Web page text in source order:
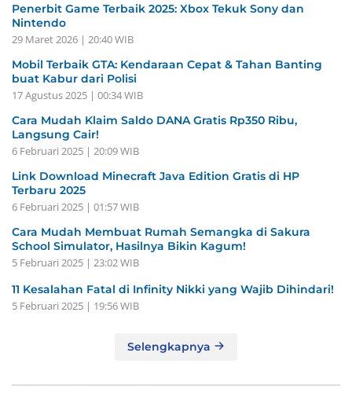
Penerbit Game Terbaik 2025: Xbox Tekuk Sony dan
Nintendo
29 Maret 2026 | 20:40 WIB
Mobil Terbaik GTA: Kendaraan Cepat & Tahan Banting
buat Kabur dari Polisi
17 Agustus 2025 | 00:34 WIB
Cara Mudah Klaim Saldo DANA Gratis Rp350 Ribu,
Langsung Cair!
6 Februari 2025 | 20:09 WIB
Link Download Minecraft Java Edition Gratis di HP
Terbaru 2025
6 Februari 2025 | 01:57 WIB
Cara Mudah Membuat Rumah Semangka di Sakura
School Simulator, Hasilnya Bikin Kagum!
5 Februari 2025 | 23:02 WIB
11 Kesalahan Fatal di Infinity Nikki yang Wajib Dihindari!
5 Februari 2025 | 19:56 WIB
Selengkapnya